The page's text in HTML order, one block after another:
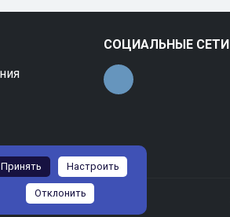
Принять Настроить
Отклонить
СОЦИАЛЬНЫЕ СЕТИ